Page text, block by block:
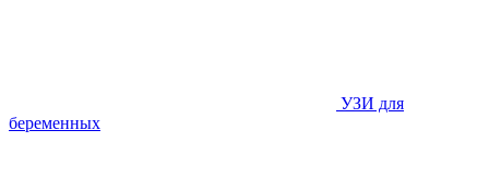
УЗИ для
беременных